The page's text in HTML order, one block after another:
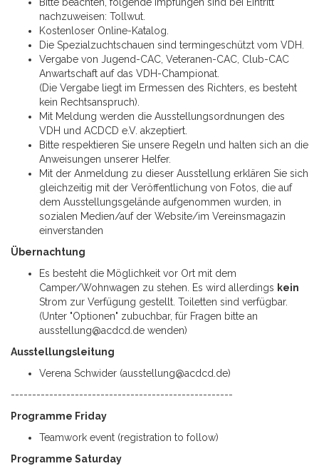
Bitte beachten, folgende Impfungen sind bei Eintritt
nachzuweisen: Tollwut.
Kostenloser Online-Katalog.
Die Spezialzuchtschauen sind termingeschützt vom VDH.
Vergabe von Jugend-CAC, Veteranen-CAC, Club-CAC
Anwartschaft auf das VDH-Championat.
(Die Vergabe liegt im Ermessen des Richters, es besteht
kein Rechtsanspruch).
Mit Meldung werden die Ausstellungsordnungen des
VDH und ACDCD e.V. akzeptiert.
Bitte respektieren Sie unsere Regeln und halten sich an die
Anweisungen unserer Helfer.
Mit der Anmeldung zu dieser Ausstellung erklären Sie sich
gleichzeitig mit der Veröffentlichung von Fotos, die auf
dem Ausstellungsgelände aufgenommen wurden, in
sozialen Medien/auf der Website/im Vereinsmagazin
einverstanden
Übernachtung
Es besteht die Möglichkeit vor Ort mit dem
Camper/Wohnwagen zu stehen. Es wird allerdings kein
Strom zur Verfügung gestellt. Toiletten sind verfügbar.
(Unter "Optionen" zubuchbar, für Fragen bitte an
ausstellung@acdcd.de wenden)
Ausstellungsleitung
Verena Schwider (ausstellung@acdcd.de)
----------------------------------------------------
Programme Friday
Teamwork event (registration to follow)
Programme Saturday